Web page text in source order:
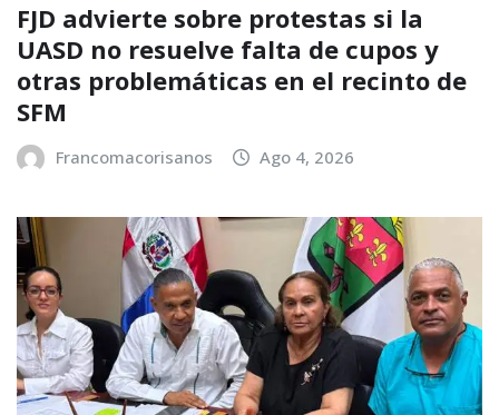
FJD advierte sobre protestas si la
UASD no resuelve falta de cupos y
otras problemáticas en el recinto de
SFM
Francomacorisanos Ago 4, 2026